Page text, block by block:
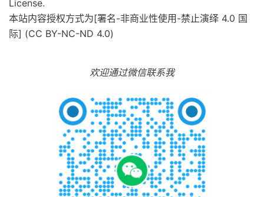
License.
本站内容授权方式为[署名-非商业性使用-禁止演绎 4.0 国
际] (CC BY-NC-ND 4.0)
欢迎通过微信联系我